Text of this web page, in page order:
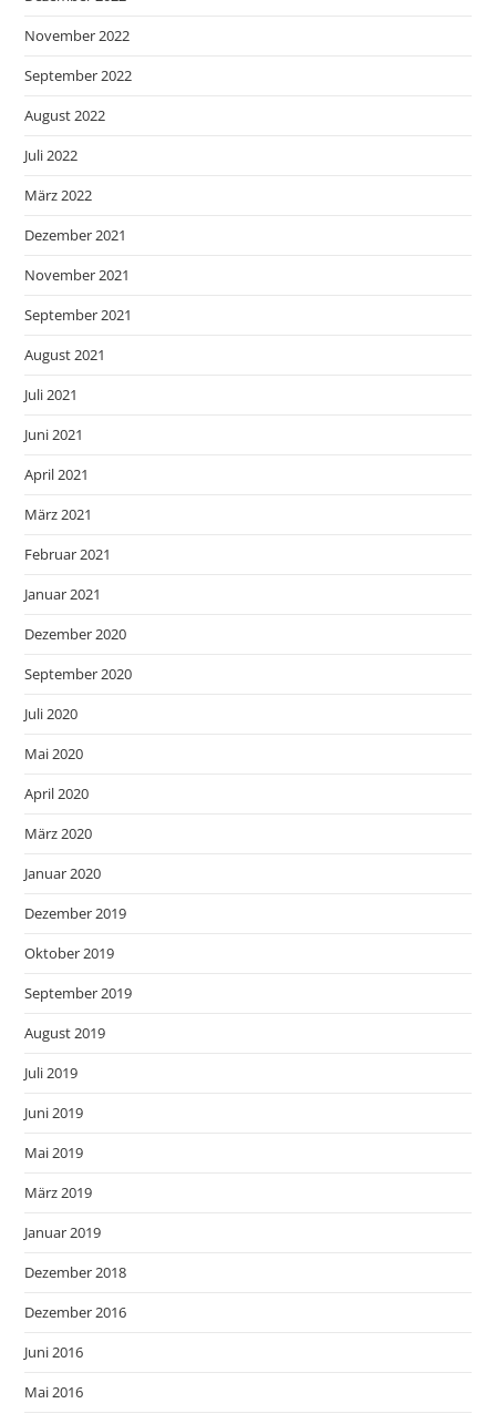
November 2022
September 2022
August 2022
Juli 2022
März 2022
Dezember 2021
November 2021
September 2021
August 2021
Juli 2021
Juni 2021
April 2021
März 2021
Februar 2021
Januar 2021
Dezember 2020
September 2020
Juli 2020
Mai 2020
April 2020
März 2020
Januar 2020
Dezember 2019
Oktober 2019
September 2019
August 2019
Juli 2019
Juni 2019
Mai 2019
März 2019
Januar 2019
Dezember 2018
Dezember 2016
Juni 2016
Mai 2016